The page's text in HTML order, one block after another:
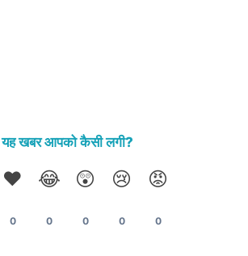
यह खबर आपको कैसी लगी?
❤️
0
😂
0
😲
0
😢
0
😡
0